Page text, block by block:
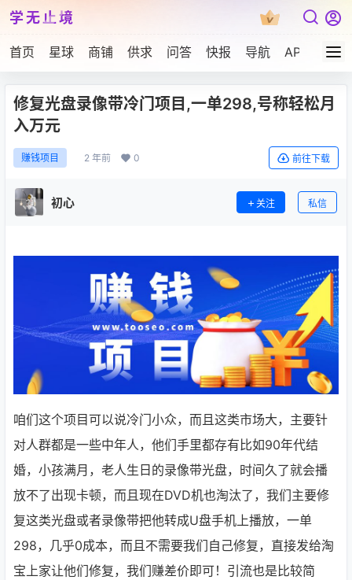
学无止境
首页 星球 商铺 供求 问答 快报 导航 APP下载
修复光盘录像带冷门项目,一单298,号称轻松月
入万元
赚钱项目 2 年前 0 前往下载
初心 关注 私信
咱们这个项目可以说冷门小众，而且这类市场大，主要针
对人群都是一些中年人，他们手里都存有比如90年代结
婚，小孩满月，老人生日的录像带光盘，时间久了就会播
放不了出现卡顿，而且现在DVD机也淘汰了，我们主要修
复这类光盘或者录像带把他转成U盘手机上播放，一单
298，几乎0成本，而且不需要我们自己修复，直接发给淘
宝上家让他们修复，我们赚差价即可！引流也是比较简